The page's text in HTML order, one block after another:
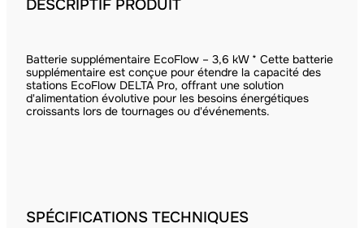
DESCRIPTIF PRODUIT
Batterie supplémentaire EcoFlow – 3,6 kW * Cette batterie
supplémentaire est conçue pour étendre la capacité des
stations EcoFlow DELTA Pro, offrant une solution
d'alimentation évolutive pour les besoins énergétiques
croissants lors de tournages ou d'événements.
SPÉCIFICATIONS TECHNIQUES